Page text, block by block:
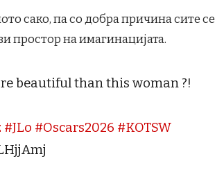
сако, па со добра причина сите се
простор на имагинацијата.
beautiful than this woman ?!
#JLo #Oscars2026 #KOTSW